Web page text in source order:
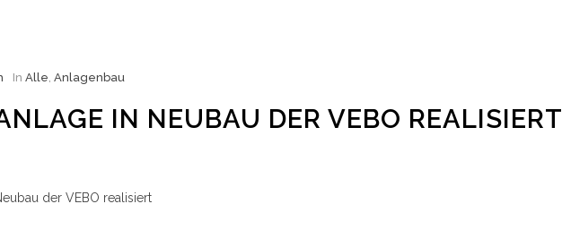
In Alle, Anlagenbau
IN NEUBAU DER VEBO REALISIERT
der VEBO realisiert